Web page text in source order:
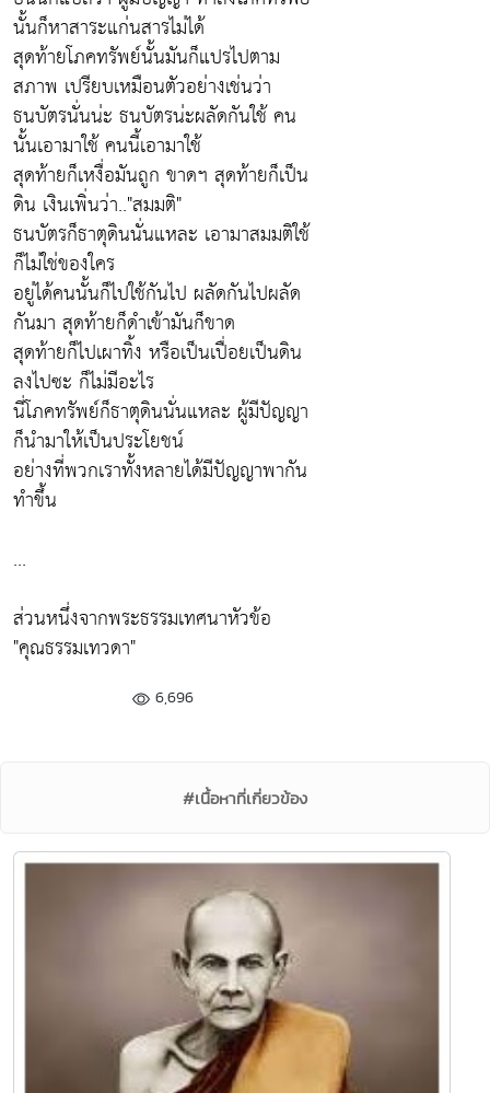
นั้นก็หาสาระแก่นสารไม่ได้
สุดท้ายโภคทรัพย์นั้นมันก็แปรไปตาม
สภาพ เปรียบเหมือนตัวอย่างเช่นว่า
ธนบัตรนั่นน่ะ ธนบัตรน่ะผลัดกันใช้ คน
นั้นเอามาใช้ คนนี้เอามาใช้
สุดท้ายก็เหงื่อมันถูก ขาดฯ สุดท้ายก็เป็น
ดิน เงินเพิ่นว่า.."สมมติ"
ธนบัตรก็ธาตุดินนั่นแหละ เอามาสมมติใช้
ก็ไม่ใช่ของใคร
อยู่ได้คนนั้นก็ไปใช้กันไป ผลัดกันไปผลัด
กันมา สุดท้ายก็ดำเข้ามันก็ขาด
สุดท้ายก็ไปเผาทิ้ง หรือเป็นเปื่อยเป็นดิน
ลงไปซะ ก็ไม่มีอะไร
นี่โภคทรัพย์ก็ธาตุดินนั่นแหละ ผู้มีปัญญา
ก็นำมาให้เป็นประโยชน์
อย่างที่พวกเราทั้งหลายได้มีปัญญาพากัน
ทำขึ้น
...
ส่วนหนึ่งจากพระธรรมเทศนาหัวข้อ
"คุณธรรมเทวดา"
6,696
#เนื้อหาที่เกี่ยวข้อง